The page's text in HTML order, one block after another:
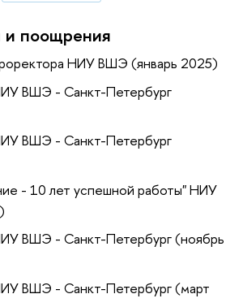
поощрения
НИУ ВШЭ (январь 2025)
ВШЭ - Санкт-Петербург
ВШЭ - Санкт-Петербург
- 10 лет успешной работы" НИУ
ВШЭ - Санкт-Петербург (ноябрь
ВШЭ - Санкт-Петербург (март